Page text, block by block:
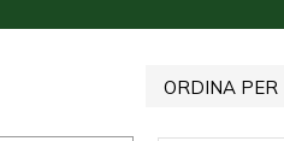
ORDINA PER